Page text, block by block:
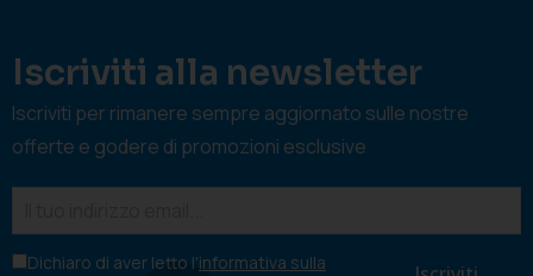
Iscriviti alla newsletter
Iscriviti per rimanere sempre aggiornato sulle nostre
offerte e godere di promozioni esclusive
Dichiaro di aver letto l'informativa sulla